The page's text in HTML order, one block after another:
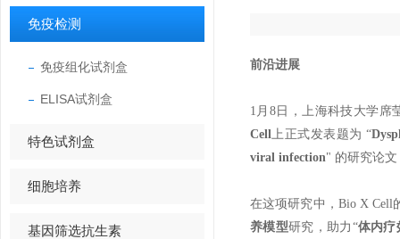
免疫检测
免疫组化试剂盒
ELISA试剂盒
特色试剂盒
细胞培养
基因筛选抗生素
前沿进展
1月8日，上海科技大学席
Cell上正式发表题为 “
viral infection" 的研究论
在这项研究中，Bio X Cell
养模型研究，助力“体内疗